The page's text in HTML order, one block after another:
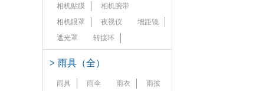
相机贴膜
相机腕带
相机眼罩
夜视仪
增距镜
遮光罩
转接环
> 雨具（全）
雨具 雨伞 雨衣
雨披